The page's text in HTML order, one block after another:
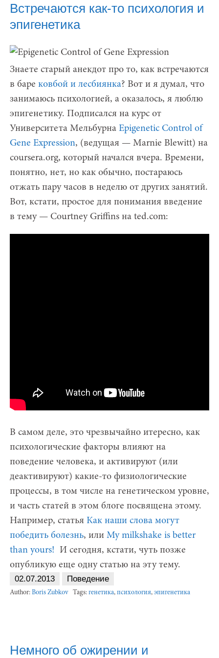
Встречаются как-то психология и
эпигенетика
Знаете старый анекдот про то, как встречаются
в баре ковбой и лесбиянка? Вот и я думал, что
занимаюсь психологией, а оказалось, я люблю
эпигенетику. Подписался на курс от
Университета Мельбурна Epigenetic Control of
Gene Expression, (ведущая — Marnie Blewitt) на
coursera.org, который начался вчера. Времени,
понятно, нет, но как обычно, постараюсь
отжать пару часов в неделю от других занятий.
Вот, кстати, простое для понимания введение
в тему — Courtney Griffins на ted.com:
В самом деле, это чрезвычайно итересно, как
психологические факторы влияют на
поведение человека, и активируют (или
деактивируют) какие-то физиологические
процессы, в том числе на генетическом уровне,
и часть статей в этом блоге посвящена этому.
Например, статья Как наши слова могут
победить болезнь, или My milkshake is better
than yours! И сегодня, кстати, чуть позже
опубликую еще одну статью на эту тему.
02.07.2013 Поведение
Author: Boris Zubkov Tags: генетика, психология, эпигенетика
Немного об ожирении и